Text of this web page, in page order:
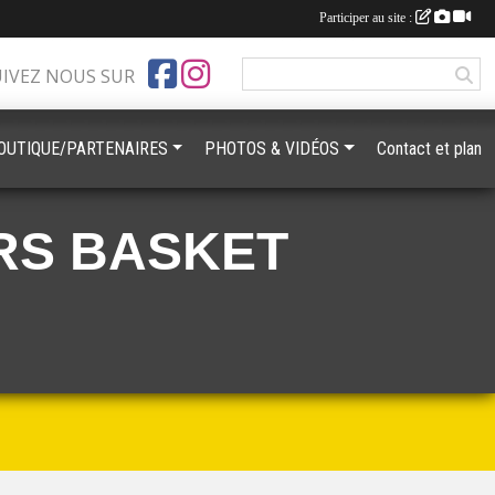
BASKET
NOUS SUR
PARTENAIRES PHOTOS & VIDÉOS Contact et plan
Participer au site :